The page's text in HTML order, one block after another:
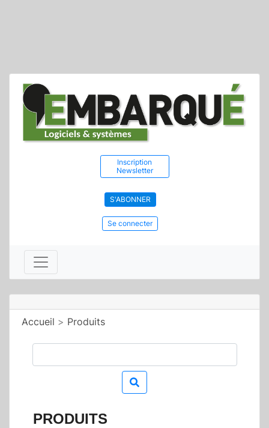
Inscription
Newsletter
S'ABONNER
Se connecter
Accueil > Produits
PRODUITS